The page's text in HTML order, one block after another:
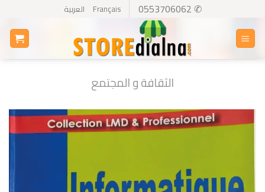
content
✆ 0553706062
Français العربية
الثقافة و المجتمع